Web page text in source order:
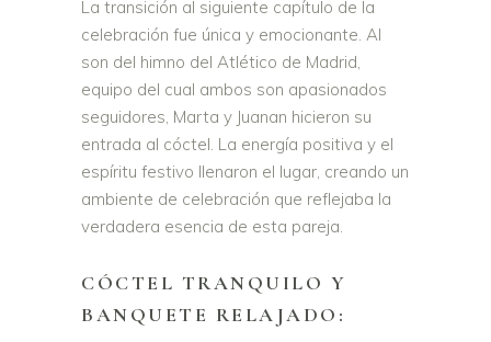
La transición al siguiente capítulo de la
celebración fue única y emocionante. Al
son del himno del Atlético de Madrid,
equipo del cual ambos son apasionados
seguidores, Marta y Juanan hicieron su
entrada al cóctel. La energía positiva y el
espíritu festivo llenaron el lugar, creando un
ambiente de celebración que reflejaba la
verdadera esencia de esta pareja.
CÓCTEL TRANQUILO Y
BANQUETE RELAJADO: